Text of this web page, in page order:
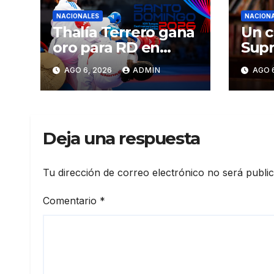
NACIONALES
Thalía Terrero gana
oro para RD en
karate kumite -55
kg en Santo
Domingo 2026
AGO 6, 2026 ADMIN
Un
serAGO
Deja una respuesta
Tu dirección de correo electrónico no será
Comentario *